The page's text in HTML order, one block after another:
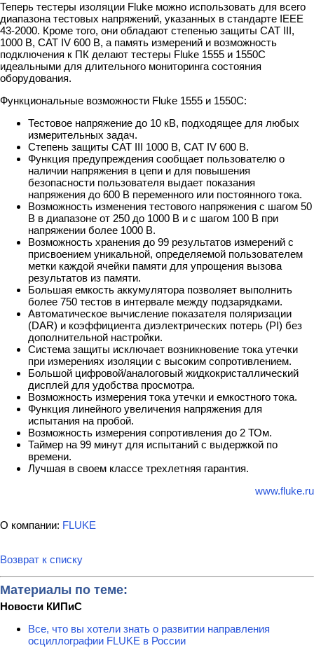
Теперь тестеры изоляции Fluke можно использовать для всего
диапазона тестовых напряжений, указанных в стандарте IEEE
43-2000. Кроме того, они обладают степенью защиты CAT III,
1000 В, CAT IV 600 В, а память измерений и возможность
подключения к ПК делают тестеры Fluke 1555 и 1550C
идеальными для длительного мониторинга состояния
оборудования.
Функциональные возможности Fluke 1555 и 1550C:
Тестовое напряжение до 10 кВ, подходящее для любых
измерительных задач.
Степень защиты CAT III 1000 В, CAT IV 600 В.
Функция предупреждения сообщает пользователю о
наличии напряжения в цепи и для повышения
безопасности пользователя выдает показания
напряжения до 600 В переменного или постоянного тока.
Возможность изменения тестового напряжения с шагом 50
В в диапазоне от 250 до 1000 В и с шагом 100 В при
напряжении более 1000 В.
Возможность хранения до 99 результатов измерений с
присвоением уникальной, определяемой пользователем
метки каждой ячейки памяти для упрощения вызова
результатов из памяти.
Большая емкость аккумулятора позволяет выполнить
более 750 тестов в интервале между подзарядками.
Автоматическое вычисление показателя поляризации
(DAR) и коэффициента диэлектрических потерь (PI) без
дополнительной настройки.
Система защиты исключает возникновение тока утечки
при измерениях изоляции с высоким сопротивлением.
Большой цифровой/аналоговый жидкокристаллический
дисплей для удобства просмотра.
Возможность измерения тока утечки и емкостного тока.
Функция линейного увеличения напряжения для
испытания на пробой.
Возможность измерения сопротивления до 2 ТОм.
Таймер на 99 минут для испытаний с выдержкой по
времени.
Лучшая в своем классе трехлетняя гарантия.
www.fluke.ru
О компании: FLUKE
Возврат к списку
Материалы по теме:
Новости КИПиС
Все, что вы хотели знать о развитии направления
осциллографии FLUKE в России